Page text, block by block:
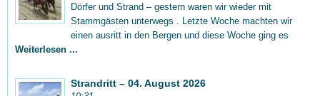
Dörfer und Strand – gestern waren wir wieder mit
Stammgästen unterwegs . Letzte Woche machten wir
einen ausritt in den Bergen und diese Woche ging es
Weiterlesen ...
Strandritt – 04. August 2026